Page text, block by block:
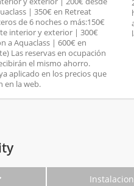
| 350€ en Retreat
de 6 noches o más:150€
interior y exterior | 300€
a Aquaclass | 600€ en
Las reservas en ocupación
el mismo ahorro.
aplicado en los precios que
en la web.